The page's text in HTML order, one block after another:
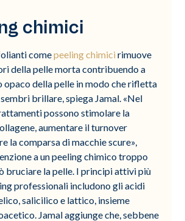
chimici
comepeeling chimici rimuove
della pelle morta contribuendo a
della pelle in modo che rifletta
brillare, spiega Jamal. «Nel
possono stimolare la
aumentare il turnover
la comparsa di macchie scure»,
a un peeling chimico troppo
bruciare la pelle. I principi attivi più
professionali includono gli acidi
salicilico e lattico, insieme
Jamal aggiunge che, sebbene